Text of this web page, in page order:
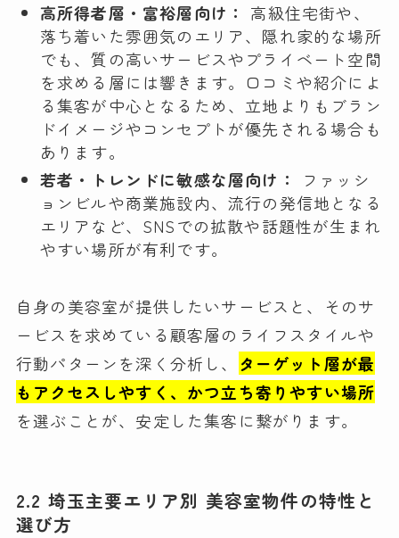
高所得者層・富裕層向け：
高級住宅街や、
落ち着いた雰囲気のエリア、隠れ家的な場所
でも、質の高いサービスやプライベート空間
を求める層には響きます。口コミや紹介によ
る集客が中心となるため、立地よりもブラン
ドイメージやコンセプトが優先される場合も
あります。
若者・トレンドに敏感な層向け：
ファッシ
ョンビルや商業施設内、流行の発信地となる
エリアなど、SNSでの拡散や話題性が生まれ
やすい場所が有利です。
自身の美容室が提供したいサービスと、そのサ
ービスを求めている顧客層のライフスタイルや
行動パターンを深く分析し、
ターゲット層が最
もアクセスしやすく、かつ立ち寄りやすい場所
を選ぶことが、安定した集客に繋がります。
2.2 埼玉主要エリア別 美容室物件の特性と
選び方